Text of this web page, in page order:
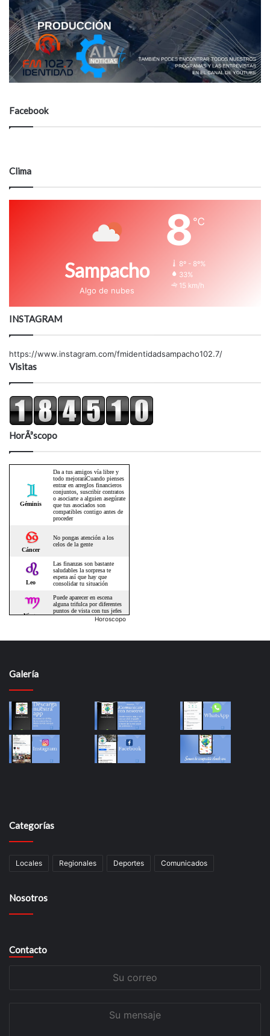
Facebook
Clima
Sampacho
Algo de nubes
8 ℃
8º - 8º%
33%
15 km/h
INSTAGRAM
https://www.instagram.com/fmidentidadsampacho102.7/
Visitas
HorÃ³scopo
Horoscopo
Galería
Categorías
Locales Regionales Deportes Comunicados
Nosotros
Contacto